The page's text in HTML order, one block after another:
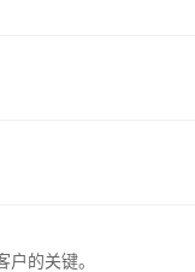
的关键。